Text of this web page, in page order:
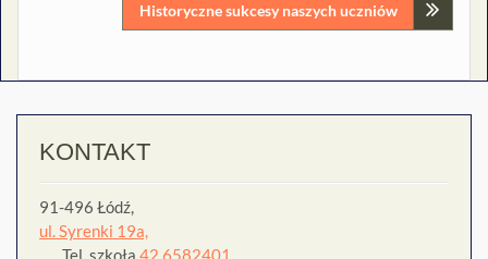
Historyczne sukcesy naszych uczniów
KONTAKT
91-496 Łódź,
ul. Syrenki 19a,